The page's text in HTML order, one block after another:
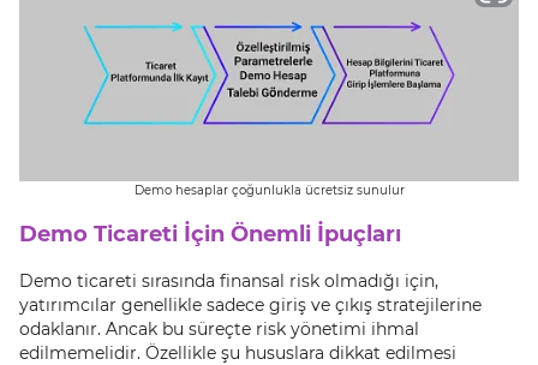
Demo hesaplar çoğunlukla ücretsiz sunulur
Demo Ticareti İçin Önemli İpuçları
Demo ticareti sırasında finansal risk olmadığı için,
yatırımcılar genellikle sadece giriş ve çıkış stratejilerine
odaklanır. Ancak bu süreçte risk yönetimi ihmal
edilmemelidir. Özellikle şu hususlara dikkat edilmesi